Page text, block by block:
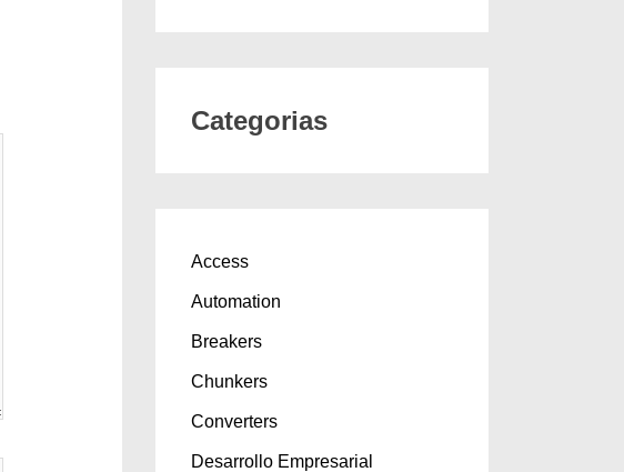
Categorias
Access
Automation
Breakers
Chunkers
Converters
Desarrollo Empresarial